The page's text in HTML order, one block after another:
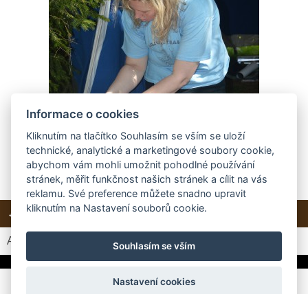
← Předchozí Další → Zpět do složky
Automatické procházení: 3 | 4| |
Informace o cookies
Kliknutím na tlačítko Souhlasím se vším se uloží
technické, analytické a marketingové soubory cookie,
abychom vám mohli umožnit pohodlné používání
stránek, měřit funkčnost našich stránek a cílit na vás
reklamu. Své preference můžete snadno upravit
kliknutím na Nastavení souborů cookie.
Souhlasím se vším
Nastavení cookies